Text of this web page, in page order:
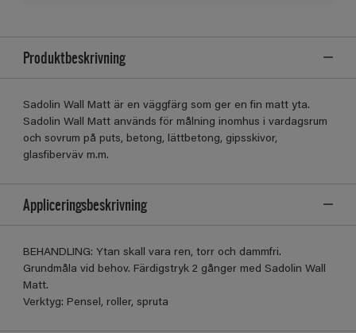
Produktbeskrivning
Sadolin Wall Matt är en väggfärg som ger en fin matt yta.
Sadolin Wall Matt används för målning inomhus i vardagsrum
och sovrum på puts, betong, lättbetong, gipsskivor,
glasfiberväv m.m.
Appliceringsbeskrivning
BEHANDLING: Ytan skall vara ren, torr och dammfri.
Grundmåla vid behov. Färdigstryk 2 gånger med Sadolin Wall
Matt.
Verktyg: Pensel, roller, spruta